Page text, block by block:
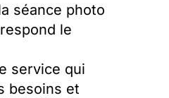
séance photo
le
service qui
besoins et